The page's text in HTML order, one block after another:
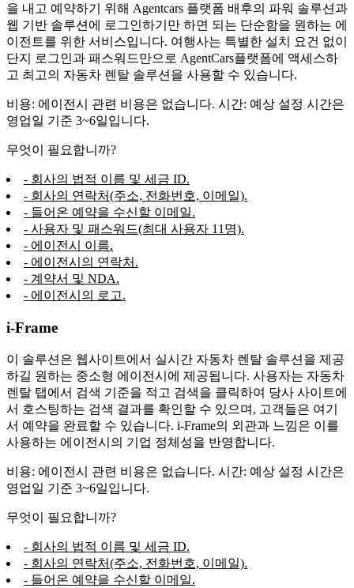
을 내고 예약하기 위해 Agentcars 플랫폼 배후의 파워 솔루션과
웹 기반 솔루션에 로그인하기만 하면 되는 단순함을 원하는 에
이전트를 위한 서비스입니다. 여행사는 특별한 설치 요건 없이
단지 로그인과 패스워드만으로 AgentCars플랫폼에 액세스하
고 최고의 자동차 렌탈 솔루션을 사용할 수 있습니다.
비용: 에이전시 관련 비용은 없습니다. 시간: 예상 설정 시간은
영업일 기준 3~6일입니다.
무엇이 필요합니까?
- 회사의 법적 이름 및 세금 ID.
- 회사의 연락처(주소, 전화번호, 이메일).
- 들어온 예약을 수신할 이메일.
- 사용자 및 패스워드(최대 사용자 11명).
- 에이전시 이름.
- 에이전시의 연락처.
- 계약서 및 NDA.
- 에이전시의 로고.
i-Frame
이 솔루션은 웹사이트에서 실시간 자동차 렌탈 솔루션을 제공
하길 원하는 중소형 에이전시에 제공됩니다. 사용자는 자동차
렌탈 탭에서 검색 기준을 적고 검색을 클릭하여 당사 사이트에
서 호스팅하는 검색 결과를 확인할 수 있으며, 고객들은 여기
서 예약을 완료할 수 있습니다. i-Frame의 외관과 느낌은 이를
사용하는 에이전시의 기업 정체성을 반영합니다.
비용: 에이전시 관련 비용은 없습니다. 시간: 예상 설정 시간은
영업일 기준 3~6일입니다.
무엇이 필요합니까?
- 회사의 법적 이름 및 세금 ID.
- 회사의 연락처(주소, 전화번호, 이메일).
- 들어온 예약을 수신할 이메일.